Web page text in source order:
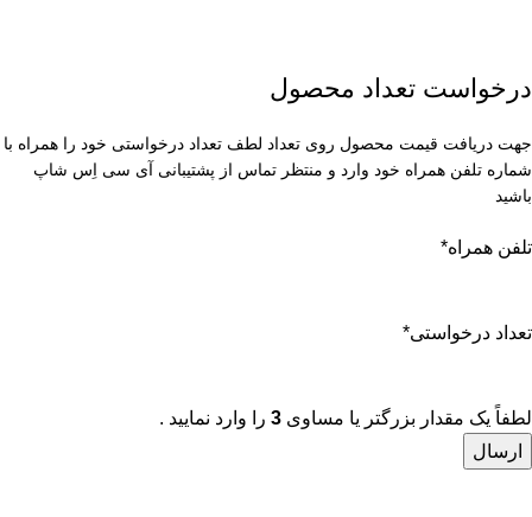
درخواست تعداد محصول
جهت دریافت قیمت محصول روی تعداد لطف تعداد درخواستی خود را همراه با
شماره تلفن همراه خود وارد و منتظر تماس از پشتیبانی آی سی اِس شاپ
باشید
تلفن همراه*
تعداد درخواستی*
لطفاً یک مقدار بزرگتر یا مساوی 3 را وارد نمایید .